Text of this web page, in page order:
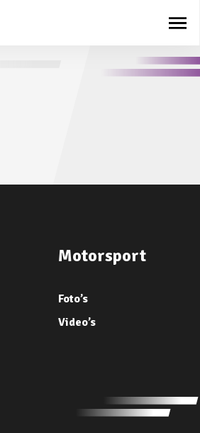
Motorsport
Foto’s
Video’s